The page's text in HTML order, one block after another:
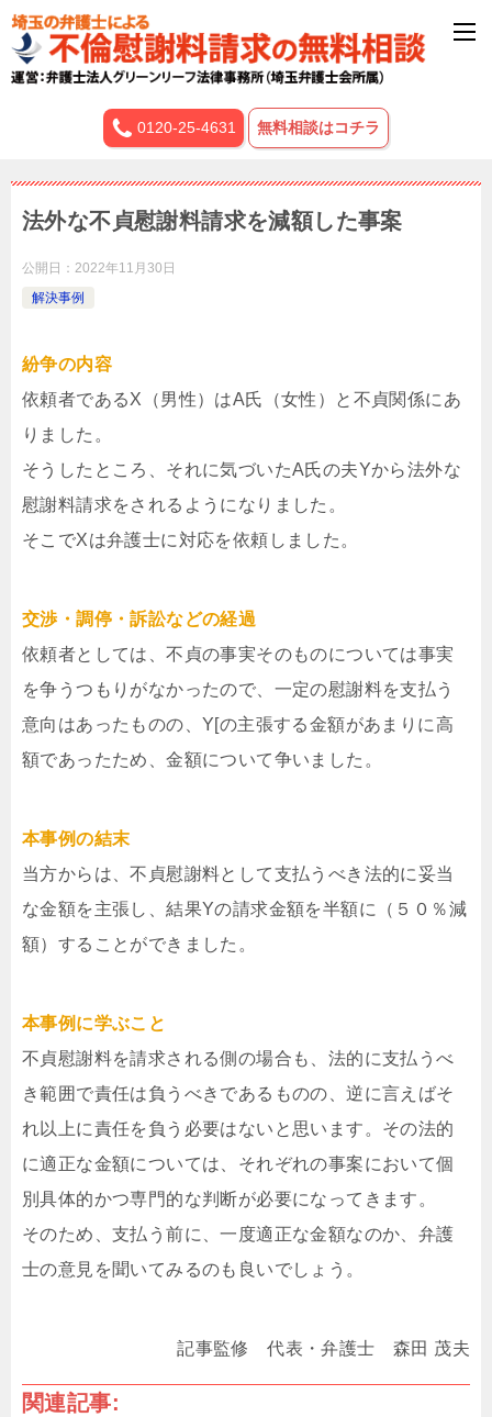
0120-25-4631 無料相談はコチラ
法外な不貞慰謝料請求を減額した事案
公開日： 2022年11月30日
解決事例
紛争の内容
依頼者であるX（男性）はA氏（女性）と不貞関係にあ
りました。
そうしたところ、それに気づいたA氏の夫Yから法外な
慰謝料請求をされるようになりました。
そこでXは弁護士に対応を依頼しました。
交渉・調停・訴訟などの経過
依頼者としては、不貞の事実そのものについては事実
を争うつもりがなかったので、一定の慰謝料を支払う
意向はあったものの、Y[の主張する金額があまりに高
額であったため、金額について争いました。
本事例の結末
当方からは、不貞慰謝料として支払うべき法的に妥当
な金額を主張し、結果Yの請求金額を半額に（５０％減
額）することができました。
本事例に学ぶこと
不貞慰謝料を請求される側の場合も、法的に支払うべ
き範囲で責任は負うべきであるものの、逆に言えばそ
れ以上に責任を負う必要はないと思います。その法的
に適正な金額については、それぞれの事案において個
別具体的かつ専門的な判断が必要になってきます。
そのため、支払う前に、一度適正な金額なのか、弁護
士の意見を聞いてみるのも良いでしょう。
記事監修 代表・弁護士 森田 茂夫
関連記事: